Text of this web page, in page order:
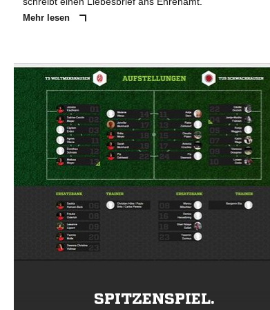
Mehr lesen
SPITZENSPIEL.